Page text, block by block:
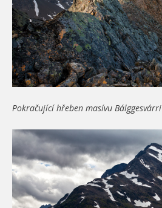
Pokračující hřeben masívu Bálggesvárri